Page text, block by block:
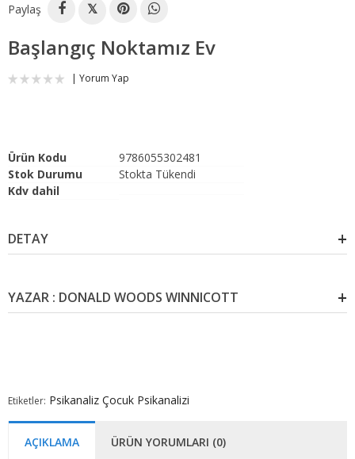
Paylaş 𝕏
Başlangıç Noktamız Ev
Yorum Yap
Ürün Kodu
9786055302481
Stok Durumu
Stokta Tükendi
Kdv dahil
DETAY
YAZAR : DONALD WOODS WINNICOTT
Etiketler: Psikanaliz Çocuk Psikanalizi
AÇIKLAMA ÜRÜN YORUMLARI (0)